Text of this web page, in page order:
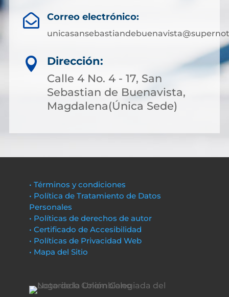
 Correo electrónico:

Dirección:
Calle 4 No. 4 - 17, San
Sebastian de Buenavista,
Magdalena(Única Sede)
• Términos y condiciones
• Política de Tratamiento de Datos
Personales
• Políticas de derechos de autor
• Certificado de Accesibilidad
• Políticas de Privacidad Web
• Mapa del Sitio